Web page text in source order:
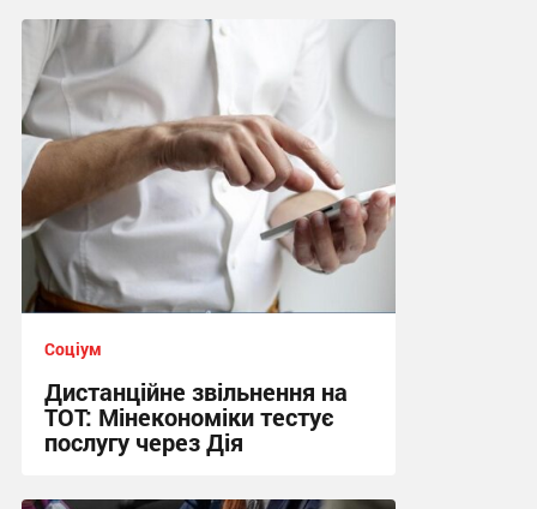
Соціум
Дистанційне звільнення на
ТОТ: Мінекономіки тестує
послугу через Дія